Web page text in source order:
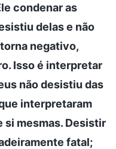
condenar as
delas e não
negativo,
Isso é interpretar
não desistiu das
interpretaram
si mesmas. Desistir
fatal;